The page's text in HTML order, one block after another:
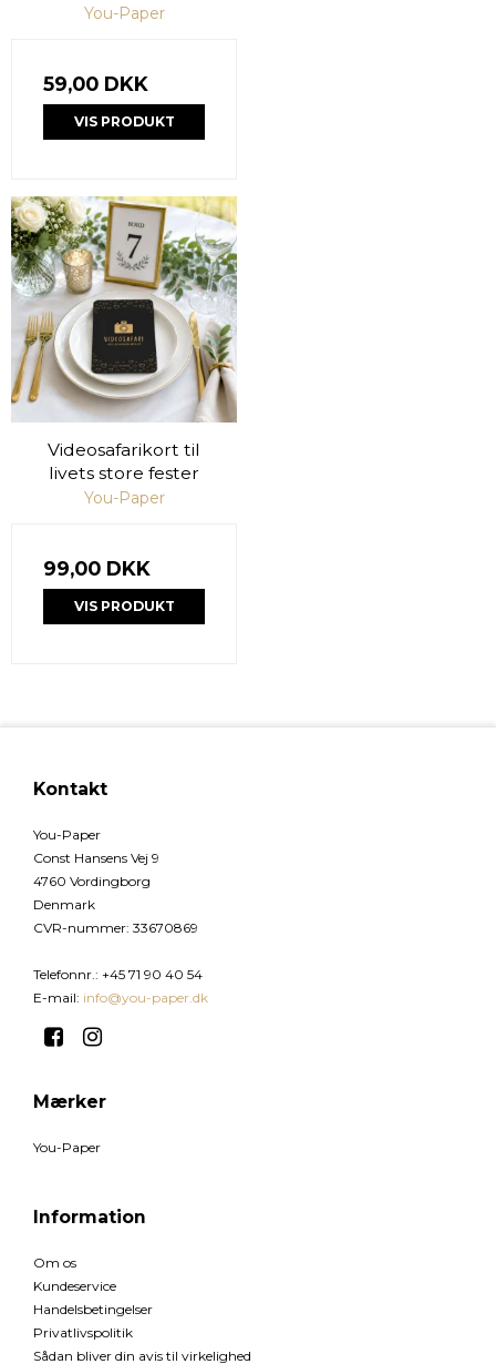
You-Paper
59,00 DKK
VIS PRODUKT
Videosafarikort til
livets store fester
You-Paper
99,00 DKK
VIS PRODUKT
Kontakt
You-Paper
Const Hansens Vej 9
4760 Vordingborg
Denmark
CVR-nummer: 33670869
Telefonnr.: +45 71 90 40 54
E-mail: info@you-paper.dk
Mærker
You-Paper
Information
Om os
Kundeservice
Handelsbetingelser
Privatlivspolitik
Sådan bliver din avis til virkelighed